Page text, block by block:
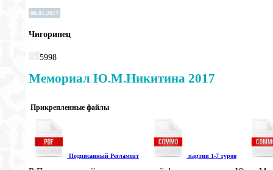
08.01.2017
Чигоринец
5998
Мемориал Ю.М.Никитина 2017
Прикрепленные файлы
Подписанный Регламент партии 1-7 туров